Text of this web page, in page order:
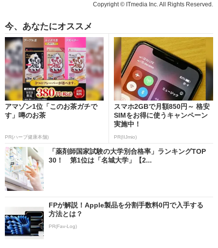
Copyright © ITmedia Inc. All Rights Reserved.
今、あなたにオススメ
アマゾン1位「このお茶ガチで
す」噂のお茶
PR(ハーブ健康本舗)
スマホ2GBで月額850円～ 格安
SIMをお得に使うキャンペーン
実施中！
PR(IIJmio)
「薬剤師国家試験の大学別合格率」ランキングTOP
30！ 第1位は「名城大学」【2...
FPが解説！Apple製品を分割手数料0円で入手する
方法とは？
PR(Fav-Log)